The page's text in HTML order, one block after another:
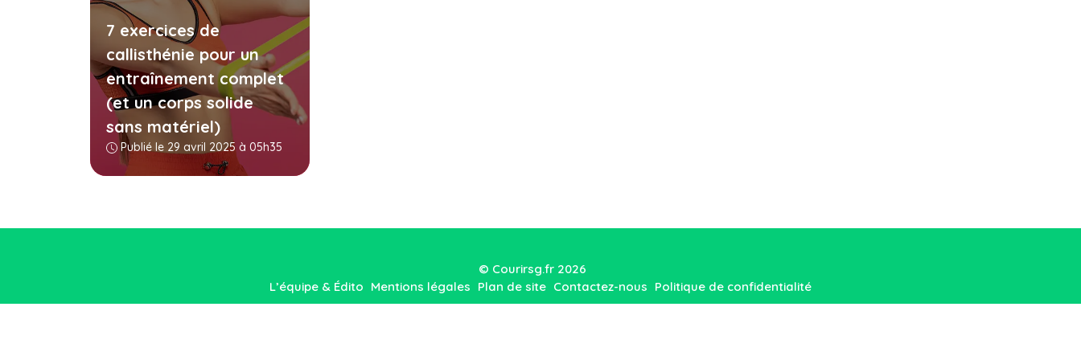
7 exercices de
callisthénie pour un
entraînement complet
(et un corps solide
sans matériel)
Publié le 29 avril 2025 à 05h35
© Courirsg.fr 2026
L’équipe & Édito Mentions légales Plan de site Contactez-nous Politique de confidentialité